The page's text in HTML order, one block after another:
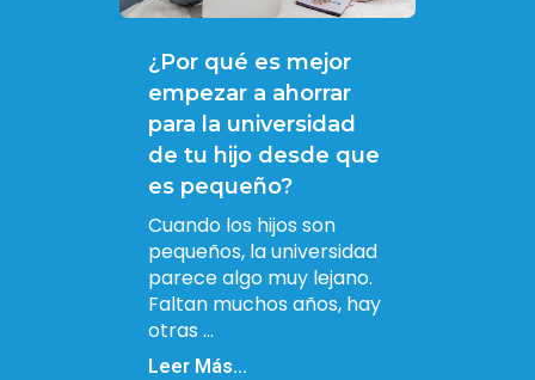
¿Por qué es mejor
empezar a ahorrar
para la universidad
de tu hijo desde que
es pequeño?
Cuando los hijos son
pequeños, la universidad
parece algo muy lejano.
Faltan muchos años, hay
otras ...
Leer Más...